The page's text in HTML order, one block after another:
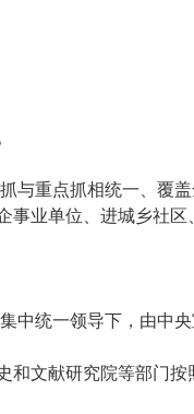
重点抓相统一、覆盖
业单位、进城乡社
统一领导下，由中央
文献研究院等部门按